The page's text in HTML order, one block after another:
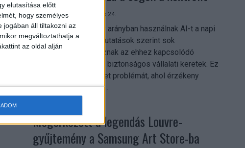
elutasítása előtt
hogy személyes
jogában áll tiltakozni az
megváltoztathatja a
az oldal alján
Digital Center 2026. július 24.
A munkavállalók nagy arányban használnak AI-t a napi
munkában, ám friss kutatások szerint sok
szervezetnél hiányoznak az ehhez kapcsolódó
világos irányelvek és biztonságos vállalati keretek. Ez
különösen ott jelenthet problémát, ahol érzékeny
üzleti információkkal...
Megérkezett a legendás Louvre-
gyűjtemény a Samsung Art Store-ba